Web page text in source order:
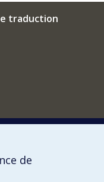
traduction
de